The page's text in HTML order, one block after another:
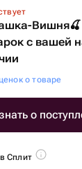
Вишня🍒
с вашей
о товаре
о
Сплит